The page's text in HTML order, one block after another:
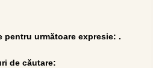
pentru următoare expresie: .
de căutare: